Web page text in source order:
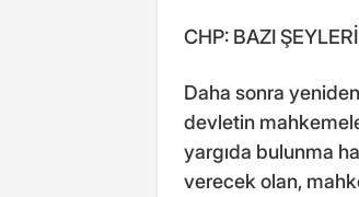
CHP: BAZI
Daha sonra
devletin
yargıda bulunma
verecek olan,